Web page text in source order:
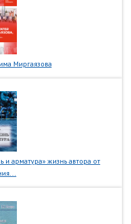
Миргаязова
арматура» жизнь автора от